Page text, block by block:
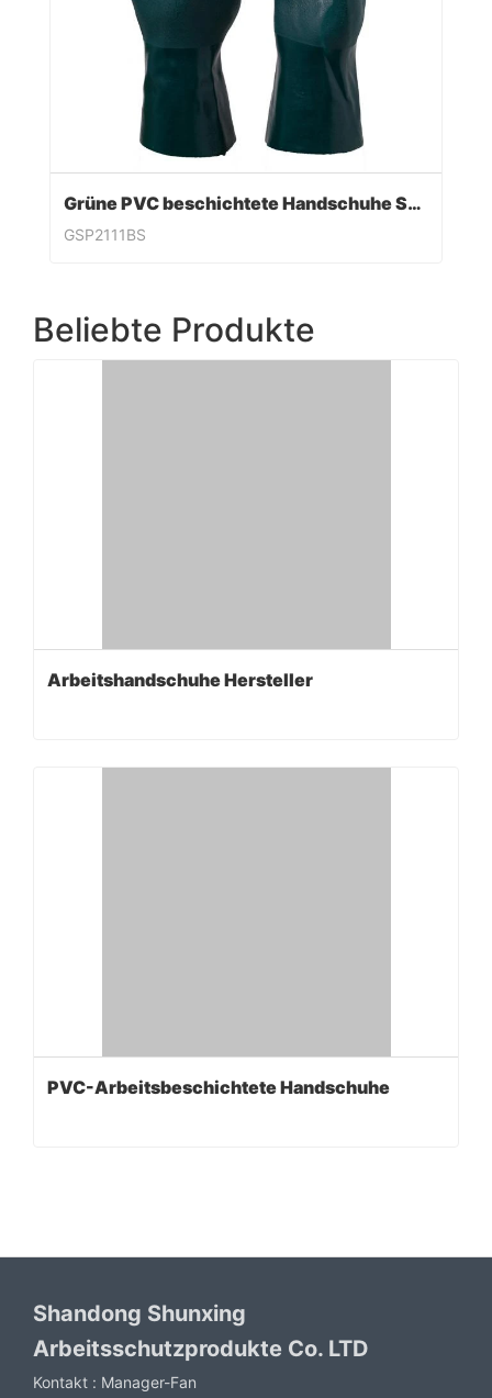
Grüne PVC beschichtete Handschuhe Sandy Finish
GSP2111BS
Beliebte Produkte
Arbeitshandschuhe Hersteller
PVC-Arbeitsbeschichtete Handschuhe
Shandong Shunxing
Arbeitsschutzprodukte Co. LTD
Kontakt : Manager-Fan